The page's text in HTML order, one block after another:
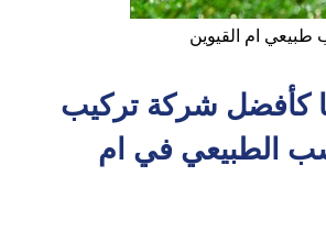
ام القيوين
كأفضل شركة تركيب
الطبيعي في ام